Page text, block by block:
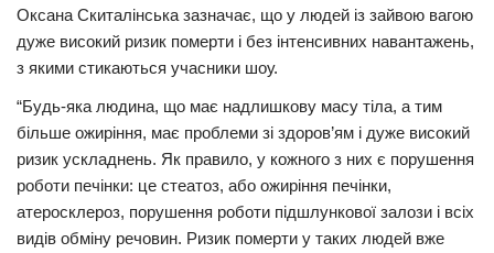
Оксана Скиталінська зазначає, що у людей із зайвою вагою
дуже високий ризик померти і без інтенсивних навантажень,
з якими стикаються учасники шоу.
“Будь-яка людина, що має надлишкову масу тіла, а тим
більше ожиріння, має проблеми зі здоров’ям і дуже високий
ризик ускладнень. Як правило, у кожного з них є порушення
роботи печінки: це стеатоз, або ожиріння печінки,
атеросклероз, порушення роботи підшлункової залози і всіх
видів обміну речовин. Ризик померти у таких людей вже